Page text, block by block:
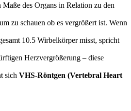
des Organs in Relation zu den
zu schauen ob es vergrößert ist. Wenn
10.5 Wirbelkörper misst, spricht
Herzvergrößerung – diese
sich VHS-Röntgen (Vertebral Heart